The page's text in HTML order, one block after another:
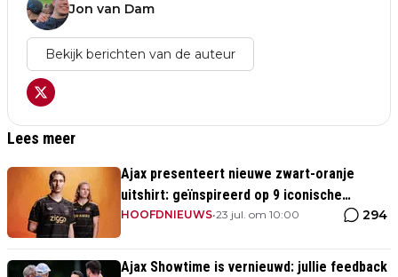
Jon van Dam
Bekijk berichten van de auteur
Lees meer
Ajax presenteert nieuwe zwart-oranje
uitshirt: geïnspireerd op 9 iconische
momenten uit clubhistorie
HOOFDNIEUWS•23 jul. om 10:00 294
Ajax Showtime is vernieuwd: jullie feedback